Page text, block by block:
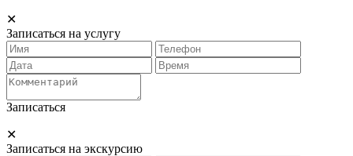
✕
Записаться на услугу
Записаться
✕
Записаться на экскурсию